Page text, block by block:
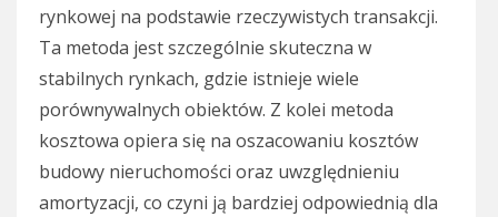
rynkowej na podstawie rzeczywistych transakcji.
Ta metoda jest szczególnie skuteczna w
stabilnych rynkach, gdzie istnieje wiele
porównywalnych obiektów. Z kolei metoda
kosztowa opiera się na oszacowaniu kosztów
budowy nieruchomości oraz uwzględnieniu
amortyzacji, co czyni ją bardziej odpowiednią dla